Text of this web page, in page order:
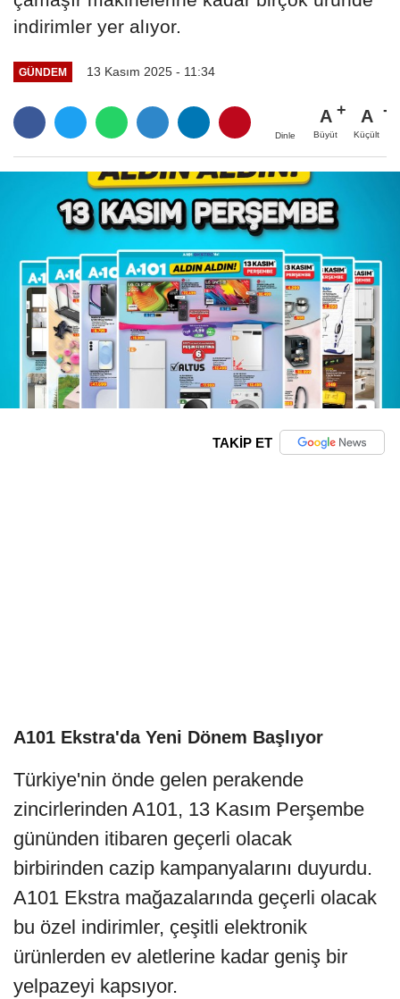
indirimler yer alıyor.
GÜNDEM 13 Kasım 2025 - 11:34
Dinle
A
Büyüt
A
Küçült
TAKİP ET
A101 Ekstra'da Yeni Dönem Başlıyor
Türkiye'nin önde gelen perakende
zincirlerinden A101, 13 Kasım Perşembe
gününden itibaren geçerli olacak
birbirinden cazip kampanyalarını duyurdu.
A101 Ekstra mağazalarında geçerli olacak
bu özel indirimler, çeşitli elektronik
ürünlerden ev aletlerine kadar geniş bir
yelpazeyi kapsıyor.